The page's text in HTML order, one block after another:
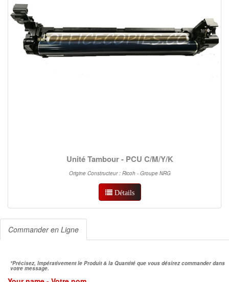
Unité Tambour - PCU C/M/Y/K
Origine Constructeur : Ricoh - Groupe NRG
Détails
Commander en Ligne
*Précisez, Impérativement le Produit & la Quantité que vous désirez commander dans
votre message.